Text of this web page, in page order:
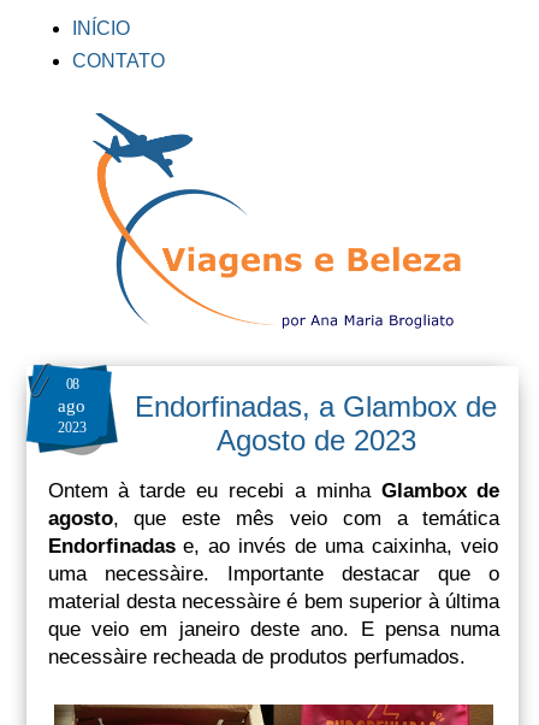
INÍCIO
CONTATO
08
ago
2023
Endorfinadas, a Glambox de
Agosto de 2023
Ontem à tarde eu recebi a minha Glambox de
agosto, que este mês veio com a temática
Endorfinadase, ao invés de uma caixinha, veio
uma necessàire. Importante destacar que o
material desta necessàire é bem superior à última
que veio em janeiro deste ano. E pensa numa
necessàire recheada de produtos perfumados.